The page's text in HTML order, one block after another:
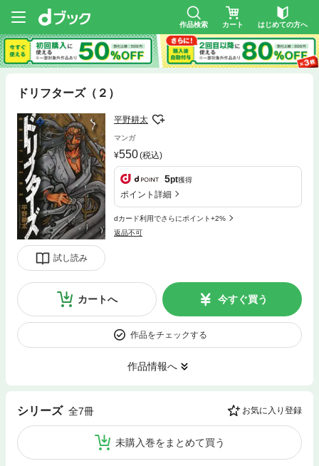
作品検索 カート はじめての方へ
ドリフターズ（２）
試し読み
平野耕太
マンガ
550(税込)
5pt獲得
ポイント詳細
dカード利用でさらにポイント+2%
返品不可
カートへ 今すぐ買う
作品をチェックする
作品情報へ
シリーズ 全7冊 お気に入り登録
未購入巻をまとめて買う